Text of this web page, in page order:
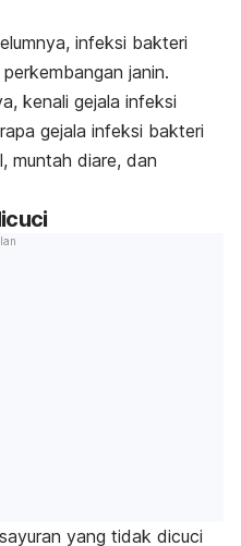
infeksi bakteri
janin.
kenali gejala infeksi
gejala infeksi bakteri
muntah diare, dan
yang tidak dicuci